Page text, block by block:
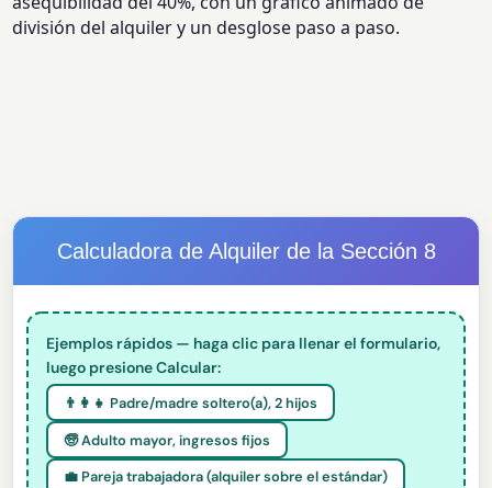
división del alquiler y un desglose paso a paso.
Calculadora de Alquiler de la Sección 8
Ejemplos rápidos — haga clic para llenar el formulario,
luego presione Calcular:
👨👩👧 Padre/madre soltero(a), 2 hijos
🧓 Adulto mayor, ingresos fijos
💼 Pareja trabajadora (alquiler sobre el estándar)